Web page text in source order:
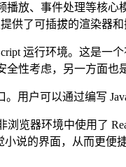
放、事件处理等核心
供了可插拔的渲染器和
运行环境。这是一
性考虑，另一方面也
户可以通过编写
览器环境中使用了
说的界面，从而更便